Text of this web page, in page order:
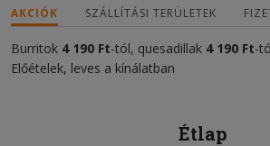
AKCIÓK SZÁLLÍTÁSI TERÜLETEK
Burritok 4 190 Ft-tól, quesadillak 4 190 Ft-
Előételek, leves a kínálatban
Étlap